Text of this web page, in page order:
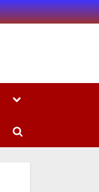
Toggle
Toggle